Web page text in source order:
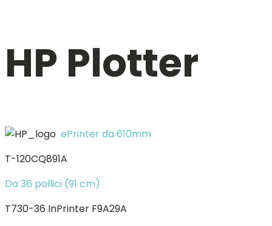
HP Plotter
ePrinter da 610mm
T-120CQ891A
Da 36 pollici (91 cm)
T730-36 InPrinter F9A29A